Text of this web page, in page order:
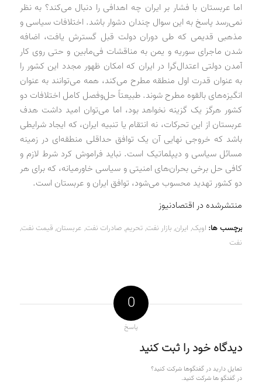
اما عربستان با فشار بر ایران چه اهدافی را دنبال می‌کند؟ به نظر
نمی‌رسد پاسخ به این سوال چندان دشوار باشد. اختلافات سیاسی و
مذهبی قدیمی که طی دوران دولت قبل گسترش یافت، اضافه
شدن ماجرای سوریه و یمن به مناقشات فی‌مابین و حتی روی کار
آمدن دولتی اعتدال‌گرا در ایران که امکان ظهور مجدد این کشور را
به عنوان قدرت اول منطقه مطرح می‌کند، همه می‌توانند به عنوان
انگیزه‌های بالقوه مطرح شوند. طبیعتاً حل‌وفصل کامل اختلافات دو
کشور هرگز یک گزینه نخواهد بود، اما می‌توان امید داشت هدف
عربستان از این تحرکات، نه انتقام یا تنبیه ایران، که ایجاد شرایطی
باشد که خروجی نهایی آن یک توافق حداقلی منطقه‌ای در زمینه
مسائل سیاسی و دیپلماتیک است. نباید فراموش کرد شرط لازم و
کافی حل برخی بحران‌های امنیتی و سیاسی خاورمیانه، که برای هر
دو کشور تهدید محسوب می‌شود، توافق ایران و عربستان است.
منتشرشده در اقتصادنیوز
برچسب ها: اوپک, ایران,بازار نفت,تحریم,صادرات نفت, عربستان,قیمت نفت,
نفت
0
پاسخ
دیدگاه خود را ثبت کنید
تمایل دارید در گفتگوها شرکت کنید؟
در گفتگو ها شرکت کنید.